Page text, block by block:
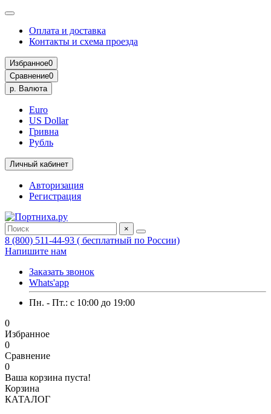
Оплата и доставка
Контакты и схема проезда
Избранное0
Сравнение0
р. Валюта
Euro
US Dollar
Гривна
Рубль
Личный кабинет
Авторизация
Регистрация
×
8 (800) 511-44-93 ( бесплатный по России)
Напишите нам
Заказать звонок
Whats'app
Пн. - Пт.: c 10:00 до 19:00
0
Избранное
0
Сравнение
0
Ваша корзина пуста!
Корзина
КАТАЛОГ